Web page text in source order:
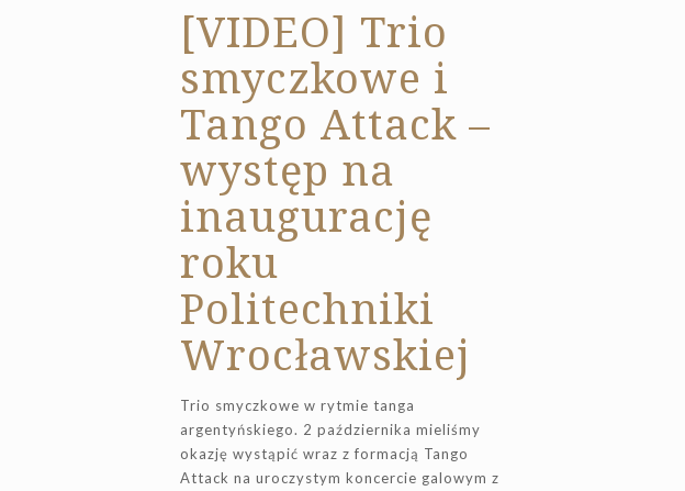
[VIDEO] Trio
smyczkowe i
Tango Attack –
występ na
inaugurację
roku
Politechniki
Wrocławskiej
Trio smyczkowe w rytmie tanga
argentyńskiego. 2 października mieliśmy
okazję wystąpić wraz z formacją Tango
Attack na uroczystym koncercie galowym z